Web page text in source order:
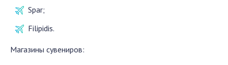
Spar;
Filipidis.
Магазины сувениров: